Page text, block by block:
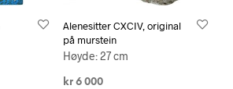
Alenesitter CXCIV, original
på murstein
Høyde: 27 cm
kr6 000